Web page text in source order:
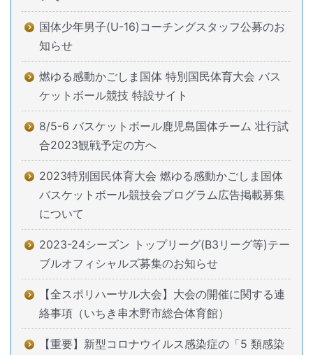
国体少年男子(U-16)コーチングスタッフ公募のお
知らせ
燃ゆる感動かごしま国体 特別国民体育大会 バス
ケットボール競技 特設サイト
8/5-6 バスケットボール鹿児島国体チーム 壮行試
合2023観戦予定の方へ
2023特別国民体育大会 燃ゆる感動かごしま国体
バスケットボール競技会プログラム広告掲載募集
について
2023-24シーズン トップリーグ(B3リーグ等)テー
ブルオフィシャルズ募集のお知らせ
【全スポリハーサル大会】大会の開催に関する連
絡事項（いちき串木野市総合体育館）
【重要】新型コロナウイルス感染症の「5 類感染